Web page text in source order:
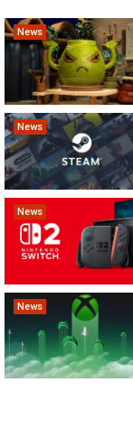
News
News
News
News